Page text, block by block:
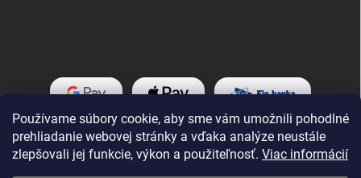
Používame súbory cookie, aby sme vám umožnili pohodlné
prehliadanie webovej stránky a vďaka analýze neustále
zlepšovali jej funkcie, výkon a použiteľnosť. Viac informácií